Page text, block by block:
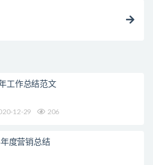
工作总结范文
12-29 206
度营销总结